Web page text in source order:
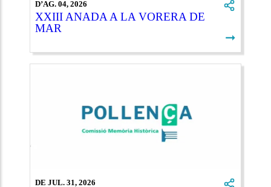
D’AG. 04, 2026
XXIII ANADA A LA VORERA DE
MAR
➞
DE JUL. 31, 2026